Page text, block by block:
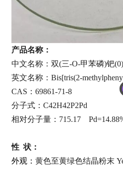
产品名称：
中文名称：双(三-O-甲苯磷)钯(0)
英文名称： Bis[tris(2-
CAS ： 69861-71-8
分子式： C42H42P2Pd
相对分子量： 715.17
性 状：
外观： 黄色至黄绿色结晶粉末